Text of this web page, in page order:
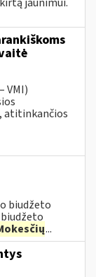
VMI)
atitinkančios
biudžeto
...